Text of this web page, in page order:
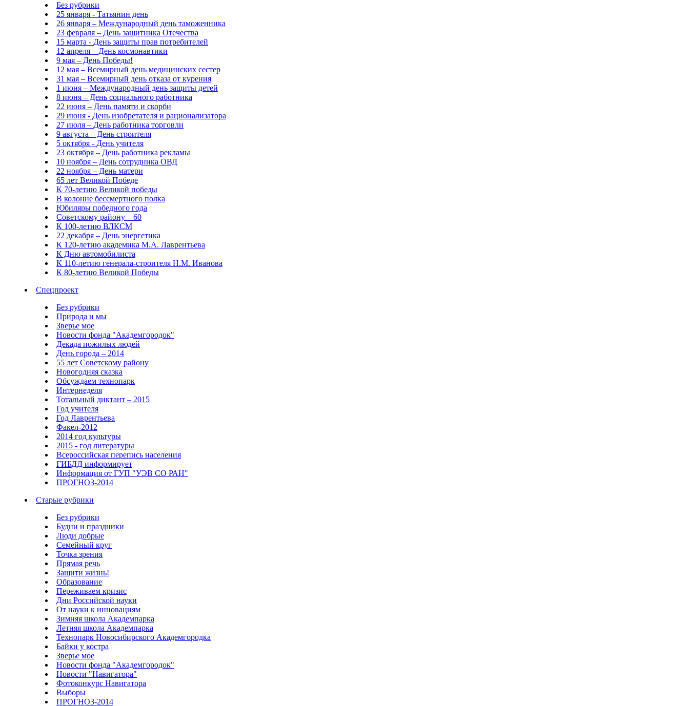
Без рубрики
25 января - Татьянин день
26 января – Международный день таможенника
23 февраля – День защитника Отечества
15 марта - День защиты прав потребителей
12 апреля – День космонавтики
9 мая – День Победы!
12 мая – Всемирный день медицинских сестер
31 мая – Всемирный день отказа от курения
1 июня – Международный день защиты детей
8 июня – День социального работника
22 июня – День памяти и скорби
29 июня - День изобретателя и рационализатора
27 июля – День работника торговли
9 августа – День строителя
5 октября - День учителя
23 октября – День работника рекламы
10 ноября – День сотрудника ОВД
22 ноября – День матери
65 лет Великой Победе
К 70-летию Великой победы
В колонне бессмертного полка
Юбиляры победного года
Советскому району – 60
К 100-летию ВЛКСМ
22 декабря – День энергетика
К 120-летию академика М.А. Лаврентьева
К Дню автомобилиста
К 110-летию генерала-строителя Н.М. Иванова
К 80-летию Великой Победы
Спецпроект
Без рубрики
Природа и мы
Зверье мое
Новости фонда "Академгородок"
Декада пожилых людей
День города – 2014
55 лет Советскому району
Новогодняя сказка
Обсуждаем технопарк
Интернеделя
Тотальный диктант – 2015
Год учителя
Год Лаврентьева
Факел-2012
2014 год культуры
2015 - год литературы
Всероссийская перепись населения
ГИБДД информирует
Информация от ГУП "УЭВ СО РАН"
ПРОГНОЗ-2014
Старые рубрики
Без рубрики
Будни и праздники
Люди добрые
Семейный круг
Точка зрения
Прямая речь
Защити жизнь!
Образование
Переживаем кризис
Дни Российской науки
От науки к инновациям
Зимняя школа Академпарка
Летняя школа Академпарка
Технопарк Новосибирского Академгородка
Байки у костра
Зверье мое
Новости фонда "Академгородок"
Новости "Навигатора"
Фотоконкурс Навигатора
Выборы
ПРОГНОЗ-2014